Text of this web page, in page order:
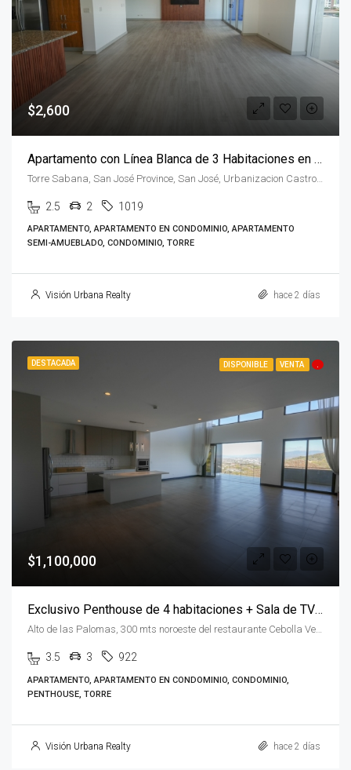
$2,600
Apartamento con Línea Blanca de 3 Habitaciones en Sabana
2.5 2 1019
APARTAMENTO, APARTAMENTO EN CONDOMINIO, APARTAMENTO
SEMI-AMUEBLADO, CONDOMINIO, TORRE
Visión Urbana Realty hace 2 días
DESTACADA DISPONIBLE VENTA
$1,100,000
Exclusivo Penthouse de 4 habitaciones + Sala de TV en Flats 21
Alto de las Palomas, 300 mts noroeste del restaurante Cebolla Verde San José Alto de las Palomas, San José, Santa Ana, Costa Rica
3.5 3 922
APARTAMENTO, APARTAMENTO EN CONDOMINIO, CONDOMINIO,
PENTHOUSE, TORRE
Visión Urbana Realty hace 2 días